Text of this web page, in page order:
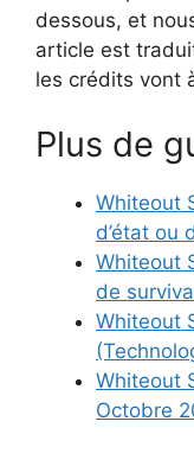
dessous, et
article est
les crédits vont
Plus de
Whiteout
d’état ou
Whiteout
de
Whiteout
Whiteout
Octobre